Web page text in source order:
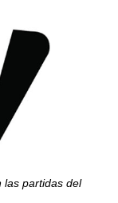
las partidas del